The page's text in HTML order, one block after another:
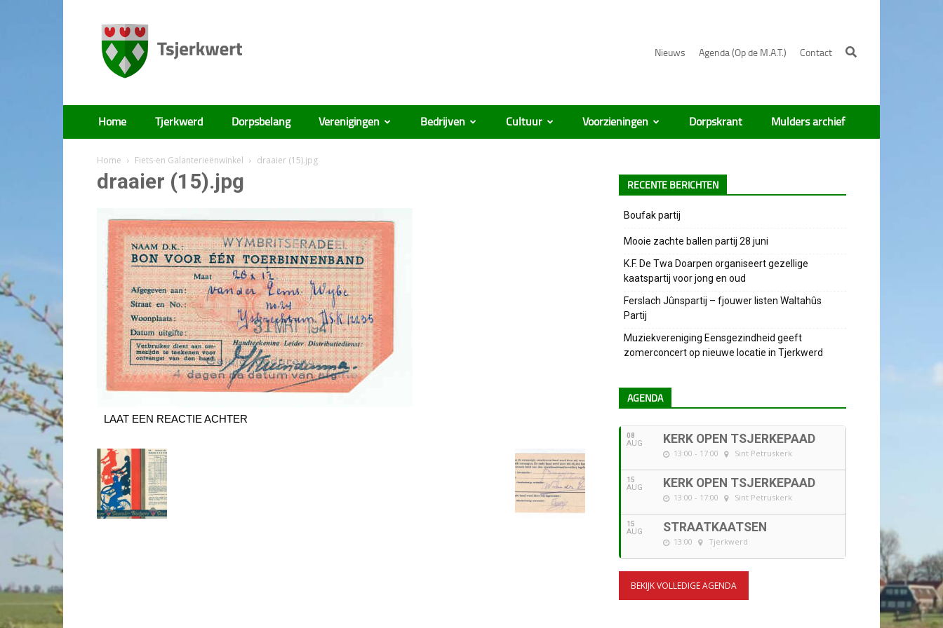
Nieuws Agenda (Op de M.A.T.) Contact
Tsjerkwert
Home Tjerkwerd Dorpsbelang Verenigingen Bedrijven Cultuur Voorzieningen Dorpskrant Mulders archief
Home Fiets-en Galanterieënwinkel draaier (15).jpg
draaier (15).jpg
LAAT EEN REACTIE ACHTER
RECENTE BERICHTEN
Boufak partij
Mooie zachte ballen partij 28 juni
K.F. De Twa Doarpen organiseert gezellige
kaatspartij voor jong en oud
Ferslach Jûnspartij – fjouwer listen Waltahûs
Partij
Muziekvereniging Eensgezindheid geeft
zomerconcert op nieuwe locatie in Tjerkwerd
AGENDA
08
AUG KERK OPEN TSJERKEPAAD
13:00 - 17:00 Sint Petruskerk
15
AUG KERK OPEN TSJERKEPAAD
13:00 - 17:00 Sint Petruskerk
15
AUG STRAATKAATSEN
13:00 Tjerkwerd
BEKIJK VOLLEDIGE AGENDA